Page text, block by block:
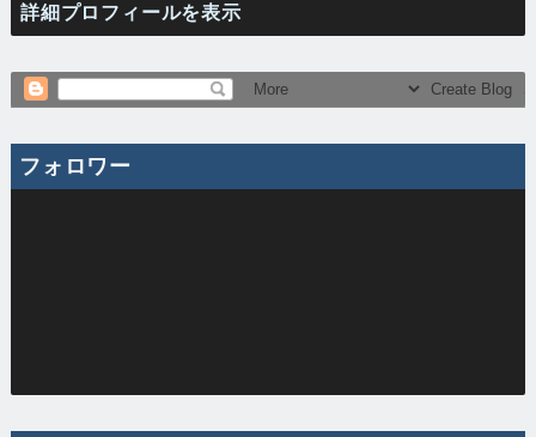
詳細プロフィールを表示
フォロワー